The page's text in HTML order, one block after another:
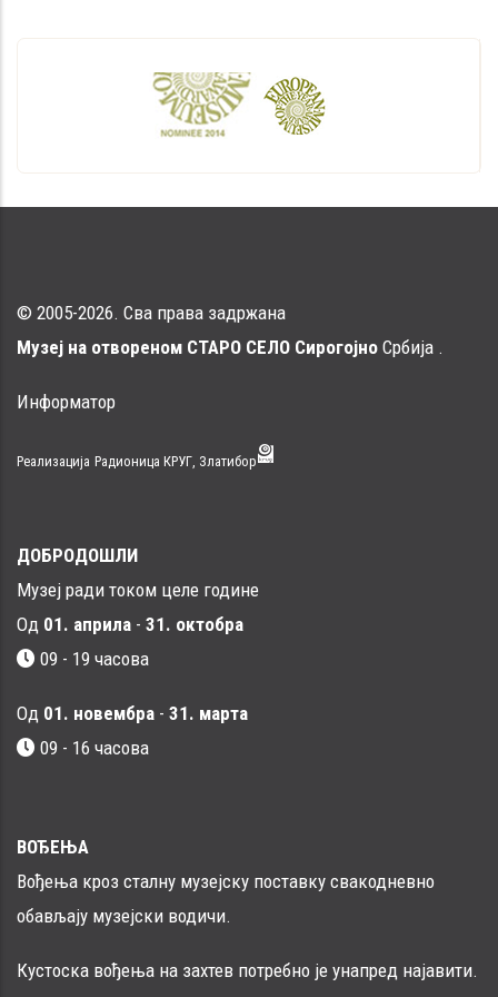
© 2005-2026. Сва права задржана
Музеј на отвореном СТАРО СЕЛО Сирогојно Србија .
Информатор
Реализација Радионица КРУГ, Златибор
ДОБРОДОШЛИ
Музеј ради током целе године
Од 01. априла - 31. октобра
09 - 19 часова
Од 01. новембра - 31. марта
09 - 16 часовa
ВОЂЕЊА
Вођења кроз сталну музејску поставку свакодневно
обављају музејски водичи.
Кустоска вођења на захтев потребно је унапред најавити.